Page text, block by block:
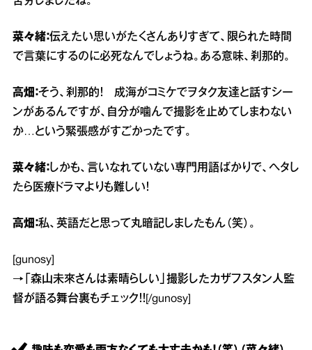
菜々緒：伝えたい思いがたくさんありすぎて、限られた時間
で言葉にするのに必死なんでしょうね。ある意味、刹那的。
高畑：そう、刹那的！ 成海がコミケでヲタク友達と話すシー
ンがあるんですが、自分が噛んで撮影を止めてしまわない
か…という緊張感がすごかったです。
菜々緒：しかも、言いなれていない専門用語ばかりで、ヘタし
たら医療ドラマよりも難しい！
高畑：私、英語だと思って丸暗記しましたもん（笑）。
[gunosy]
→ 「森山未來さんは素晴らしい」撮影したカザフスタン人監
督が語る舞台裏もチェック！！[/gunosy]